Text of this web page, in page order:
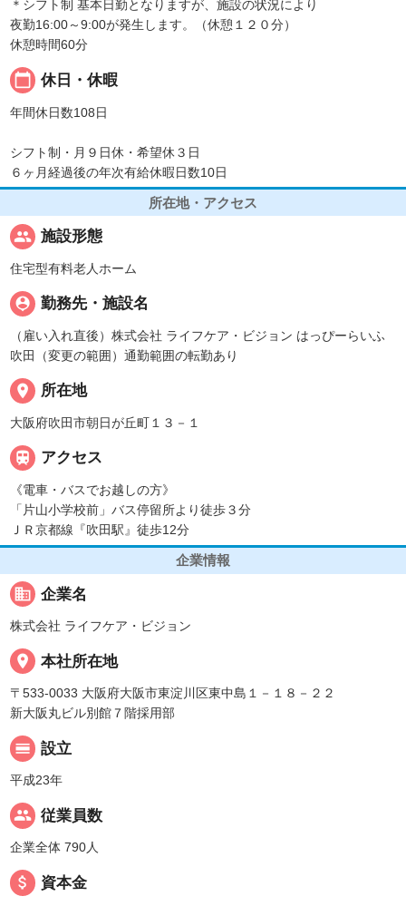
＊シフト制 基本日勤となりますが、施設の状況により
夜勤16:00～9:00が発生します。（休憩１２０分）
休憩時間60分
calendar_today 休日・休暇
年間休日数108日
シフト制・月９日休・希望休３日
６ヶ月経過後の年次有給休暇日数10日
所在地・アクセス
people 施設形態
住宅型有料老人ホーム
person_pin 勤務先・施設名
（雇い入れ直後）株式会社 ライフケア・ビジョン はっぴーらいふ
吹田（変更の範囲）通勤範囲の転勤あり
place 所在地
大阪府吹田市朝日が丘町１３－１
 アクセス
《電車・バスでお越しの方》
「片山小学校前」バス停留所より徒歩３分
ＪＲ京都線『吹田駅』徒歩12分
企業情報
business 企業名
株式会社 ライフケア・ビジョン
place 本社所在地
〒533-0033 大阪府大阪市東淀川区東中島１－１８－２２
新大阪丸ビル別館７階採用部
calendar_view_day 設立
平成23年
people 従業員数
企業全体 790人
attach_money 資本金